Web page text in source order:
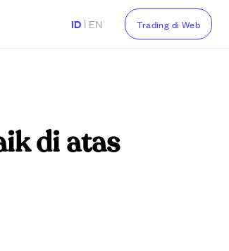
ID | EN Trading di Web
di atas